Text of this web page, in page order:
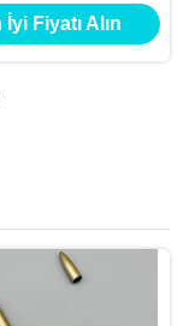
plastik
İyi Fiyatı Alın